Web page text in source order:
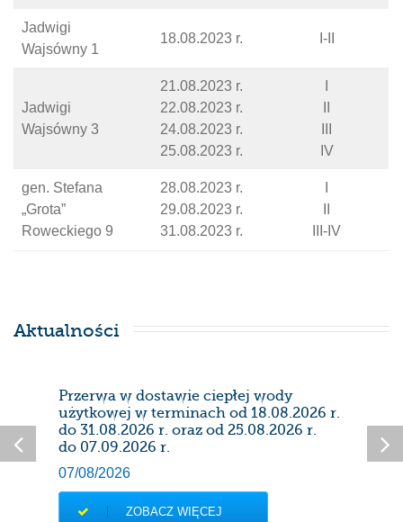
Jadwigi
Wajsówny 1
18.08.2023 r. I-II
Jadwigi
Wajsówny 3
21.08.2023 r.
22.08.2023 r.
24.08.2023 r.
25.08.2023 r.
IV
gen. Stefana
„Grota”
Roweckiego 9
28.08.2023 r.
29.08.2023 r.
31.08.2023 r.
III-IV
Aktualności
Przerwa w dostawie ciepłej wody
użytkowej w terminach od 18.08.2026 r.
do 31.08.2026 r. oraz od 25.08.2026 r.
do 07.09.2026 r.
07/08/2026
ZOBACZ WIĘCEJ